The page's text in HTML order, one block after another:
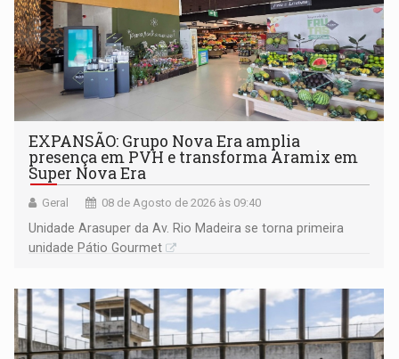
EXPANSÃO: Grupo Nova Era amplia
presença em PVH e transforma Aramix em
Super Nova Era
Geral 08 de Agosto de 2026 às 09:40
Unidade Arasuper da Av. Rio Madeira se torna primeira
unidade Pátio Gourmet